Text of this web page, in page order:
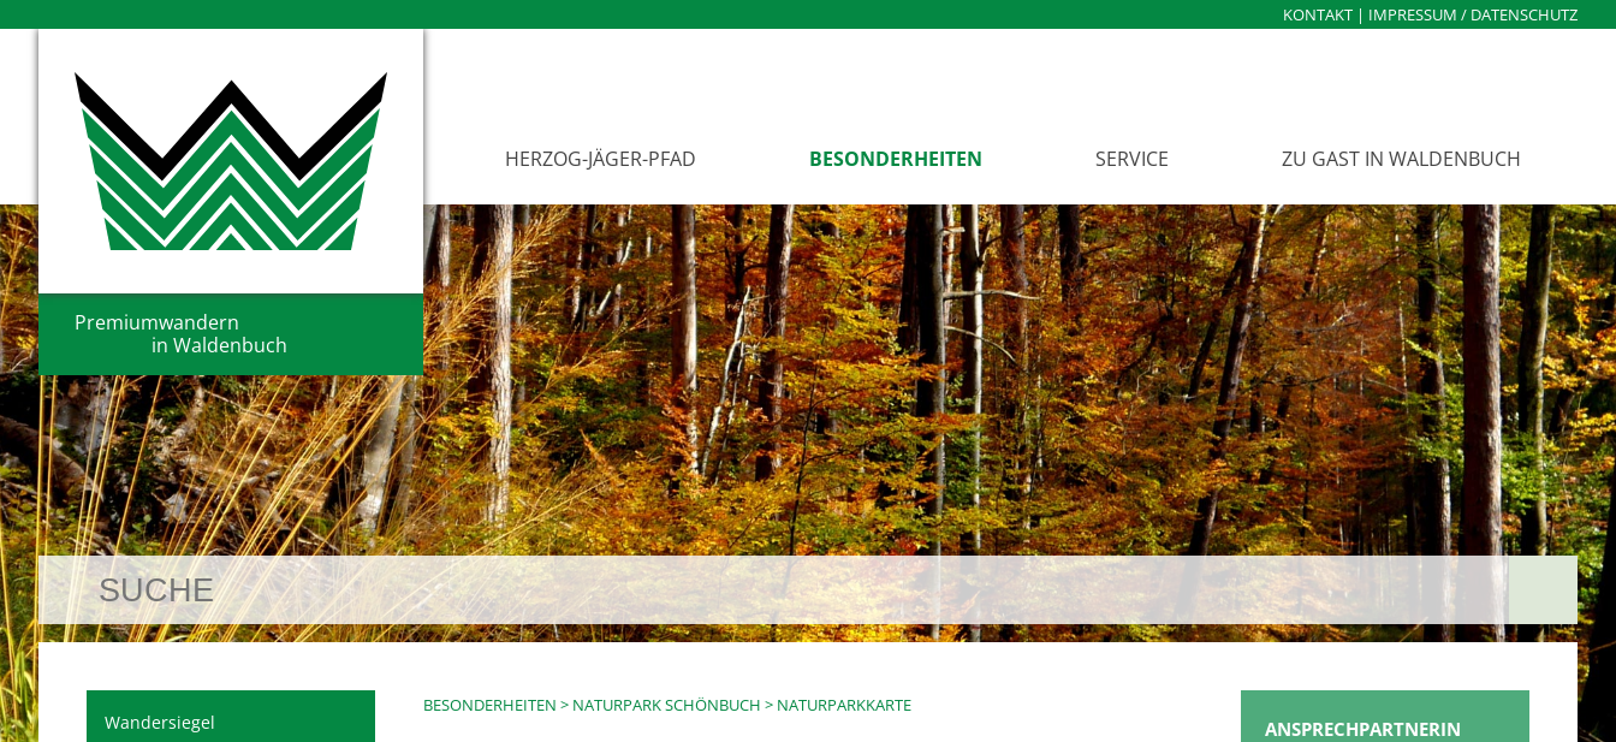
KONTAKT | IMPRESSUM / DATENSCHUTZ
Premiumwandern
in Waldenbuch
HERZOG-JÄGER-PFAD BESONDERHEITEN SERVICE ZU GAST IN WALDENBUCH
Wandersiegel
BESONDERHEITEN > NATURPARK SCHÖNBUCH > NATURPARKKARTE
ANSPRECHPARTNERIN